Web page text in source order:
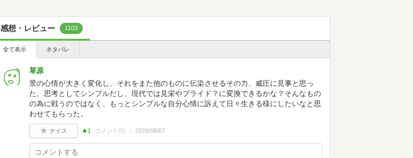
感想・レビュー 1103
全て表示 ネタバレ
草原
景の心情が大きく変化し、それをまた他のものに伝染させるその力、威圧に見事と思っ
た。思考としてシンプルだし、現代では見栄やプライド？に変換できるかな？そんなもの
の為に戦うのではなく、もっとシンプルな自分心情に訴えて日々生きる様にしたいなと思
わせてもらった。
ナイス ★1 コメント(0) 2026/08/07